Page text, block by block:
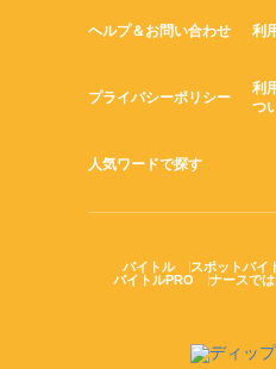
ヘルプ＆お問い合わせ 利
プライバシーポリシー
利
つ
人気ワードで探す
バイトル スポットバイ
バイトルPRO
ナースでは